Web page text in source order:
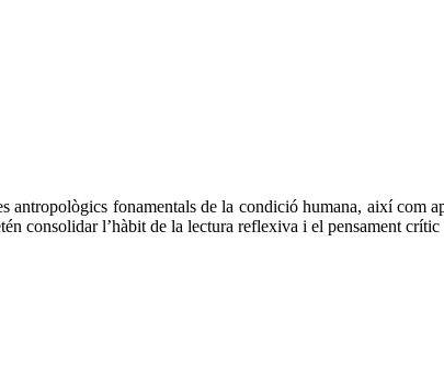
fonamentals de la condició humana, així com
consolidar l’hàbit de la lectura reflexiva i el pensament